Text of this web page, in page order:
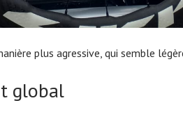
plus agressive, qui semble
global